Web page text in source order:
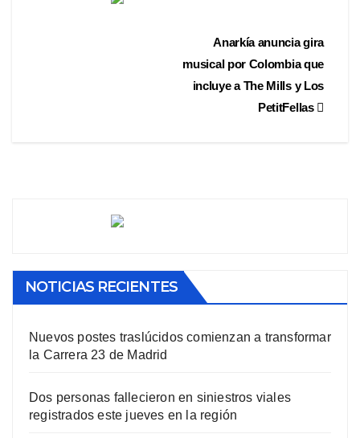
Anarkía anuncia gira
musical por Colombia que
incluye a The Mills y Los
PetitFellas
NOTICIAS RECIENTES
Nuevos postes traslúcidos comienzan a transformar
la Carrera 23 de Madrid
Dos personas fallecieron en siniestros viales
registrados este jueves en la región